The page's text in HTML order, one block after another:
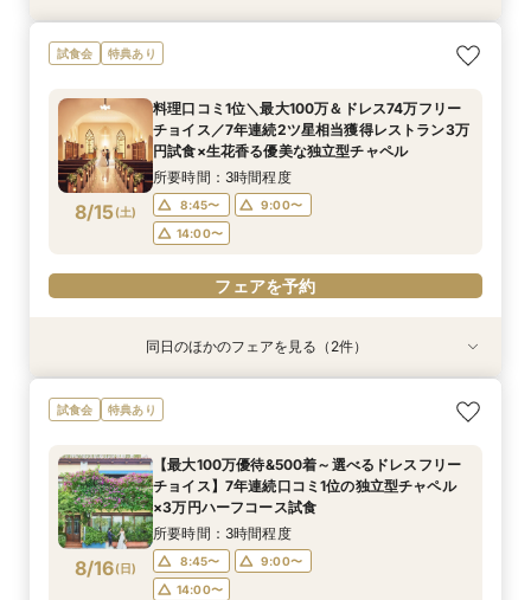
8/14(金)
《挙式のみ＊2名～》51万で叶う*憧れの独立型
チャペルで本格挙式
12:00〜
14:00〜
16:00〜
18:00〜
フェアを予約
試食会 特典あり
8/15(土)
料理口コミ1位＼最大100万＆ドレス74万フリー
チョイス／7年連続2ツ星相当獲得レストラン3万
円試食×生花香る優美な独立型チャペル
所要時間：3時間程度
8:45〜
9:00〜
14:00〜
フェアを予約
8/15(土)
《挙式のみ＊2名～》51万で叶う*憧れの独立型
チャペルで本格挙式
14:00〜 17:30〜
フェアを予約
8/15(土)
《週末夜限定》生花の香る独立型チャペル体験×
見積り＆日程相談
17:30〜 18:00〜
フェアを予約
同日のほかのフェアを見る（2件）
試食会 特典あり
8/16(日)
【最大100万優待&500着～選べるドレスフリー
チョイス】7年連続口コミ1位の独立型チャペル
×3万円ハーフコース試食
所要時間：3時間程度
8:45〜
9:00〜
14:00〜